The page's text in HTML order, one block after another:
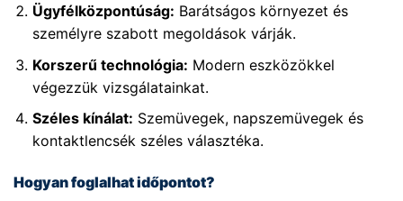
Ügyfélközpontúság: Barátságos környezet és
személyre szabott megoldások várják.
Korszerű technológia: Modern eszközökkel
végezzük vizsgálatainkat.
Széles kínálat: Szemüvegek, napszemüvegek és
kontaktlencsék széles választéka.
Hogyan foglalhat időpontot?